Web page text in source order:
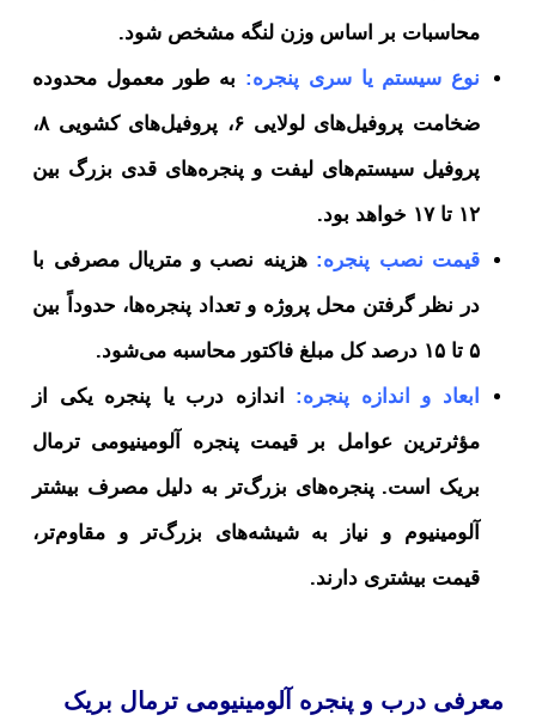
محاسبات بر اساس وزن لنگه مشخص شود.
نوع سیستم یا سری پنجره: به طور معمول محدوده
ضخامت پروفیل‌های لولایی ۶، پروفیل‌های کشویی ۸،
پروفیل سیستم‌های لیفت و پنجره‌های قدی بزرگ بین
۱۲ تا ۱۷ خواهد بود.
قیمت نصب پنجره: هزینه نصب و متریال مصرفی با
در نظر گرفتن محل پروژه و تعداد پنجره‌ها، حدوداً بین
۵ تا ۱۵ درصد کل مبلغ فاکتور محاسبه می‌شود.
ابعاد و اندازه پنجره: اندازه درب یا پنجره یکی از
مؤثرترین عوامل بر قیمت پنجره آلومینیومی ترمال
بریک است. پنجره‌های بزرگ‌تر به دلیل مصرف بیشتر
آلومینیوم و نیاز به شیشه‌های بزرگ‌تر و مقاوم‌تر،
قیمت بیشتری دارند.
معرفی درب و پنجره آلومینیومی ترمال بریک